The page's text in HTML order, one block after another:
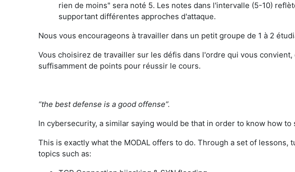
rien de moins" sera noté 5. Les notes dans l'intervalle (5-10)
supportant différentes approches d'attaque.
Nous vous encourageons à travailler dans un petit groupe de 1 à 2
Vous choisirez de travailler sur les défis dans l'ordre qui vous
suffisamment de points pour réussir le cours.
“the best defense is a good offense”.
In cybersecurity, a similar saying would be that in order to know how
This is exactly what the MODAL offers to do. Through a set of
topics such as: